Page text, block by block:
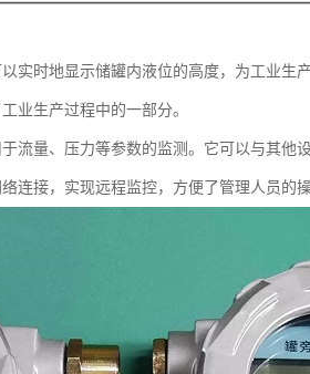
实时地显示储罐内液位的高度，为工业生
业生产过程中的一部分。
流量、压力等参数的监测。它可以与其他
连接，实现远程监控，方便了管理人员的操